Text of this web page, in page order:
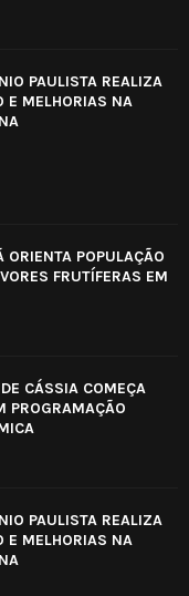
PAULISTA REALIZA
E MELHORIAS NA
ORIENTA POPULAÇÃO
FRUTÍFERAS EM
CÁSSIA COMEÇA
PROGRAMAÇÃO
PAULISTA REALIZA
E MELHORIAS NA